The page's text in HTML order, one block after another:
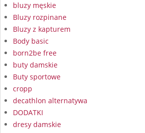
bluzy męskie
Bluzy rozpinane
Bluzy z kapturem
Body basic
born2be free
buty damskie
Buty sportowe
cropp
decathlon alternatywa
DODATKI
dresy damskie